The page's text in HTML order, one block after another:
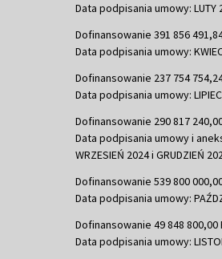
Data podpisania umowy: LUTY
Dofinansowanie 391 856
Data podpisania umowy:
Dofinansowanie 237 754
Data podpisania umowy:
Dofinansowanie 290 817
Data podpisania umowy i
WRZESIEŃ 2024 i GRUDZIEŃ
Dofinansowanie 539 800
Data podpisania umowy:
Dofinansowanie 49 848 800,00
Data podpisania umowy: